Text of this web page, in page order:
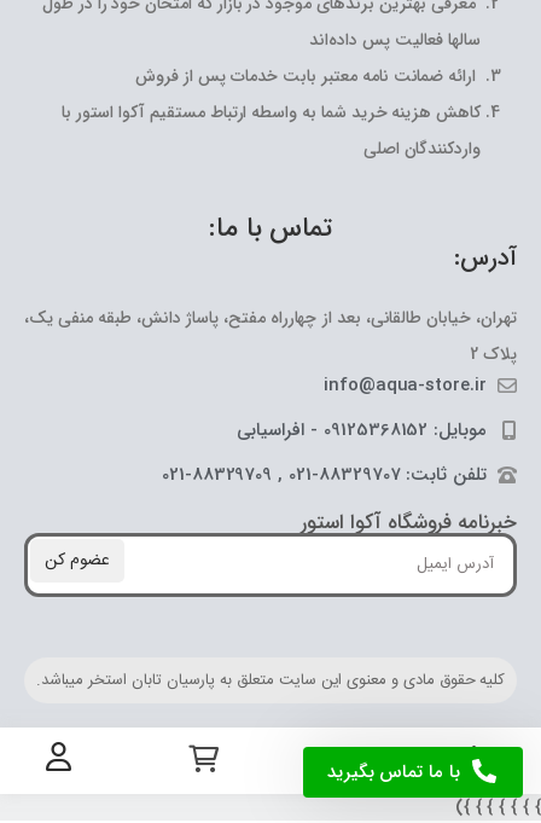
سالها فعالیت پس داده‌اند
ارائه ضمانت نامه معتبر بابت خدمات پس از فروش
کاهش هزینه خرید شما به واسطه ارتباط مستقیم آکوا استور با
واردکنندگان اصلی
تماس با ما:
آدرس:
تهران، خیابان طالقانی، بعد از چهارراه مفتح، پاساژ دانش، طبقه منفی یک،
پلاک 2
info@aqua-store.ir
موبایل: 09125368152 - افراسیابی
تلفن ثابت: 88329707-021 , 88329709-021
خبرنامه فروشگاه آکوا استور
عضوم کن
کلیه حقوق مادی و معنوی این سایت متعلق به پارسیان تابان استخر میباشد.
} } } } } }
با ما تماس بگیرید